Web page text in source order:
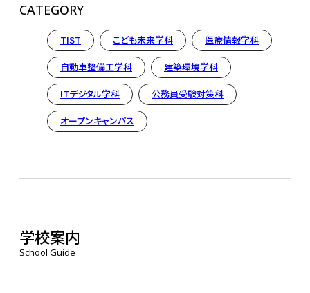
CATEGORY
TIST こども未来学科 医療情報学科
自動車整備工学科 建築環境学科
ITデジタル学科 公務員受験対策科
オープンキャンパス
学校案内
School Guide